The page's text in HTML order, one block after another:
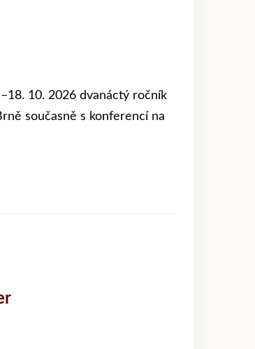
10. 2026 dvanáctý ročník
současně s konferencí na